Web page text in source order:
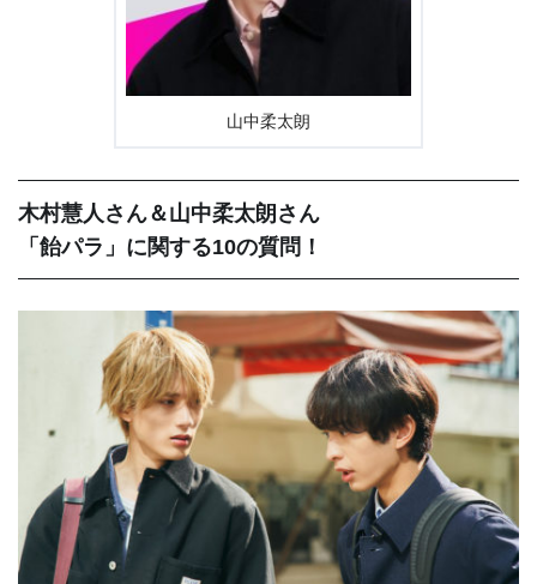
山中柔太朗
木村慧人さん＆山中柔太朗さん
「飴パラ」に関する10の質問！